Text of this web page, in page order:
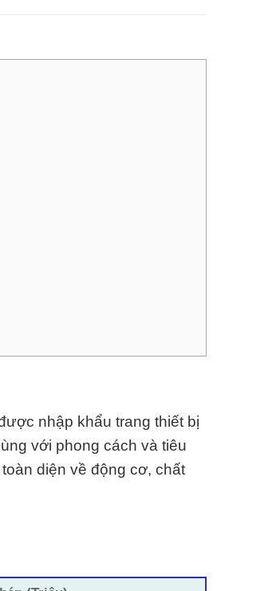
nhập khẩu trang thiết bị
với phong cách và tiêu
diện về động cơ, chất